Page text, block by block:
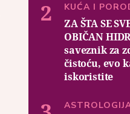
KUĆA I
ZA ŠTA SE
OBIČAN
saveznik za
čistoću, evo
iskoristite